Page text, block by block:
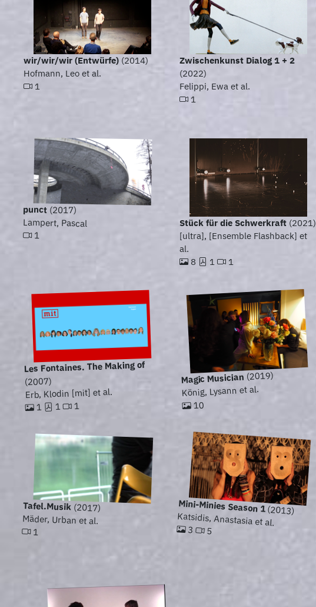
wir/wir/wir (Entwürfe) (2014)
Hofmann, Leo et al.
1
Zwischenkunst Dialog 1 + 2
(2022)
Felippi, Ewa et al.
1
punct (2017)
Lampert, Pascal
1
Stück für die Schwerkraft (2021)
[ultra], [Ensemble Flashback] et
al.
8
1 1
Les Fontaines. The Making of
(2007)
Erb, Klodin [mit] et al.
1 1 1
Magic Musician (2019)
König, Lysann et al.
10
Tafel.Musik(2017)
Mäder, Urban et al.
1
Mini-Minies Season 1(2013)
Katsidis, Anastasia et al.
3 5